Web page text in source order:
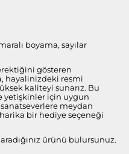
boyama, sayılar
gösteren
hayalinizdeki resmi
kaliteyi sunarız. Bu
yetişkinler için uygun
meydan
bir hediye seçeneği
ürünü bulursunuz.